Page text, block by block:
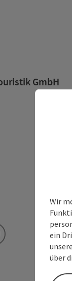
GmbH
Wir
ein
über